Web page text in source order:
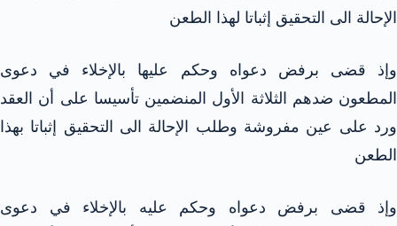
الإحالة الى التحقيق إثباتا لهذا الطعن
وإذ قضى برفض دعواه وحكم عليها بالإخلاء في دعوى
المطعون ضدهم الثلاثة الأول المنضمين تأسيسا على أن العقد
ورد على عين مفروشة وطلب الإحالة الى التحقيق إثباتا بهذا
الطعن
وإذ قضى برفض دعواه وحكم عليه بالإخلاء في دعوى